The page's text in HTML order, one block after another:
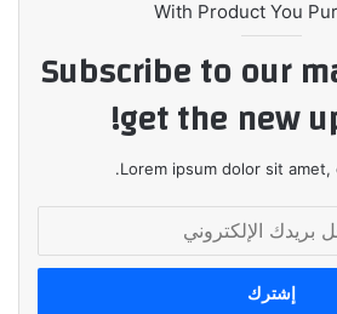
With Product You
Subscribe to our
get the new
Lorem ipsum dolor sit amet,